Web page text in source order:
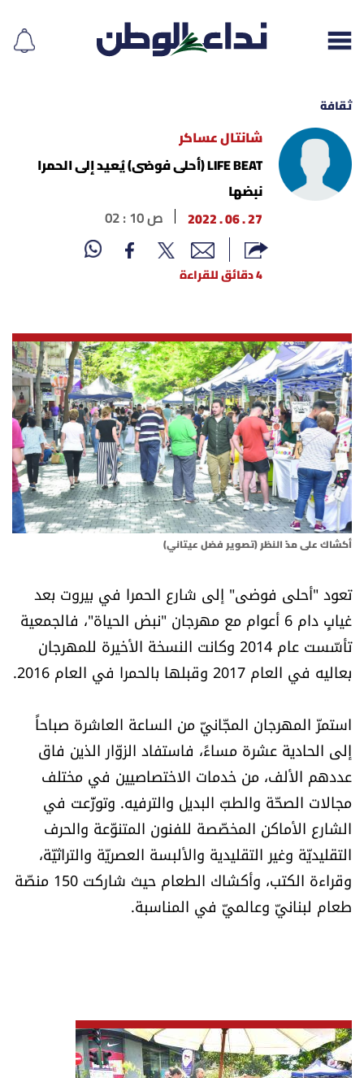
إقرأ الجريدة
لبنان
محليات
أسرار
متفرقات
نداء القرّاء
خاص الموقع
تحت المجهر
آراء
العالم
الصحافة الإسرائيلية
ثقافة وفنون
فصل من كتاب
سجالات
صحّة وصحن
ثقافة
شانتال عساكر
LIFE BEAT (أحلى فوضى) يُعيد إلى الحمرا
نبضها
27 . 06 . 2022
02 : 10 ص
4 دقائق للقراءة
أكشاك على مدّ النظر (تصوير فضل عيتاني)
تعود "أحلى فوضى" إلى شارع الحمرا في بيروت بعد
غيابٍ دام 6 أعوام مع مهرجان "نبض الحياة"، فالجمعية
تأسّست عام 2014 وكانت النسخة الأخيرة للمهرجان
بعاليه في العام 2017 وقبلها بالحمرا في العام 2016.
استمرّ المهرجان المجّانيّ من الساعة العاشرة صباحاً
إلى الحادية عشرة مساءً، فاستفاد الزوّار الذين فاق
عددهم الألف، من خدمات الاختصاصيين في مختلف
مجالات الصحّة والطبّ البديل والترفيه. وتوزّعت في
الشارع الأماكن المخصّصة للفنون المتنوّعة والحرف
التقليديّة وغير التقليدية والألبسة العصريّة والتراثيّة،
وقراءة الكتب، وأكشاك الطعام حيث شاركت 150 منصّة
طعام لبنانيّ وعالميّ في المناسبة.